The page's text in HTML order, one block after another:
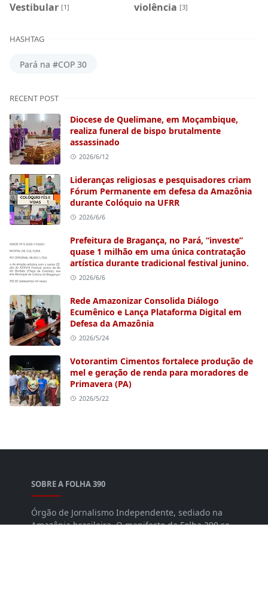
Vestibular [1] violência [3]
HASHTAG
Pará na #COP 30
RECENT POST
Diocese de Quelimane, em Moçambique,
realiza funeral de bispo brutalmente
assassinado
2026/6/12
Lideranças religiosas e pesquisadores criam
Fórum Permanente em defesa da Amazônia
durante Colóquio na UFRR
2026/6/6
Prefeitura de Bragança, no Pará, “investe”
quase 1 milhão em uma única contratação
artística durante tradicional festival junino.
2026/6/6
Rede Amazonizar Consolida Diálogo
Ecumênico e Lança Plataforma Digital em
Defesa da Amazônia
2026/5/24
Votorantim Cimentos fortalece produção de
mel e geração de renda para moradores de
Primavera (PA)
2026/5/22
SOBRE A FOLHA 390
Órgão de Jornalismo Independente, sediado na
Amazônia brasileira. O manifesto da Folha 390 se